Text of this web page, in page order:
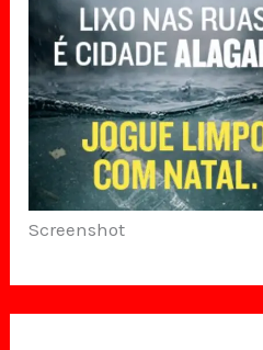
Screenshot